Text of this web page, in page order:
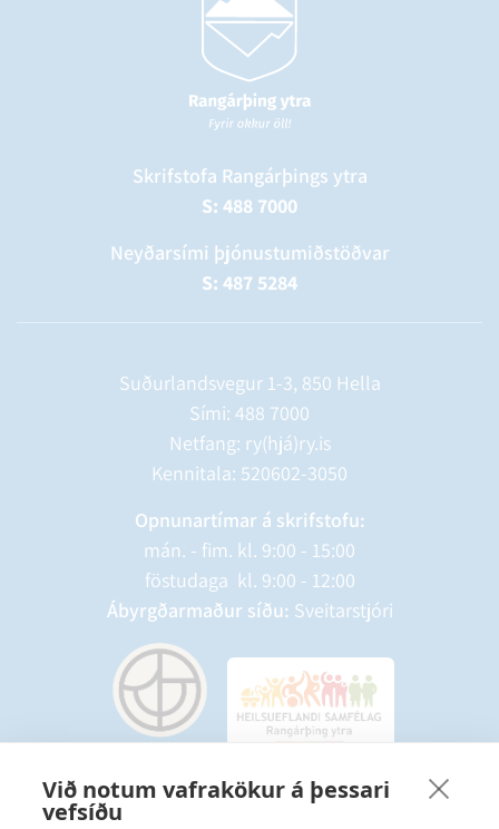
Við notum vafrakökur á þessari
vefsíðu
Skrifstofa Rangárþings ytra
S: 488 7000
Neyðarsími þjónustumiðstöðvar
S: 487 5284
Suðurlandsvegur 1-3, 850 Hella
Sími: 488 7000
Netfang: ry(hjá)ry.is
Kennitala: 520602-3050
Opnunartímar á skrifstofu:
mán. - fim. kl. 9:00 - 15:00
föstudaga kl. 9:00 - 12:00
Ábyrgðarmaður síðu: Sveitarstjóri
Starfsmannavefur